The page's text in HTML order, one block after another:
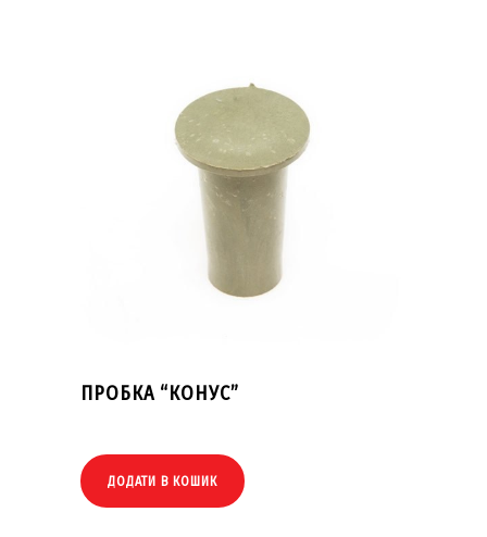
ПРОБКА “КОНУС”
ДОДАТИ В КОШИК